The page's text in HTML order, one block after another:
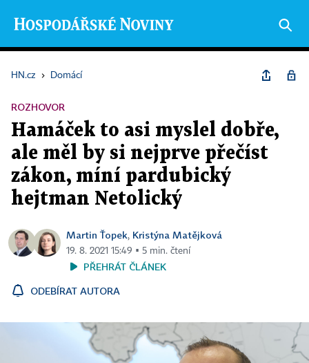
HN.cz › Domácí
ROZHOVOR
Hamáček to asi myslel dobře,
ale měl by si nejprve přečíst
zákon, míní pardubický
hejtman Netolický
Martin Ťopek, Kristýna Matějková
19. 8. 2021 15:49 ▪ 5 min. čtení
PŘEHRÁT ČLÁNEK
ODEBÍRAT AUTORA